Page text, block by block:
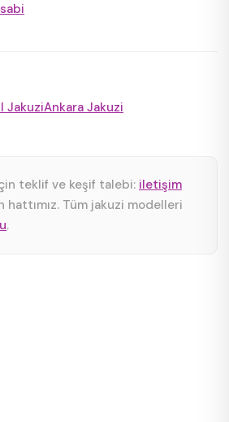
JakuziAnkara Jakuzi
teklif ve keşif talebi: iletişim
hattımız. Tüm jakuzi modelleri
.